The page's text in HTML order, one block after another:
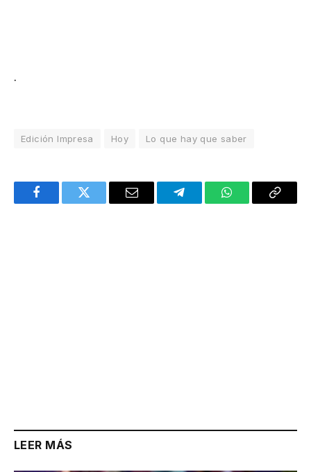
.
Edición Impresa Hoy Lo que hay que saber
FacebookTwitter Email TelegramWhatsAppCopy
LEER MÁS